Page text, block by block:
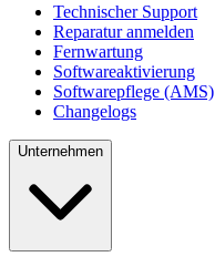
Technischer Support
Reparatur anmelden
Fernwartung
Softwareaktivierung
Softwarepflege (AMS)
Changelogs
Unternehmen